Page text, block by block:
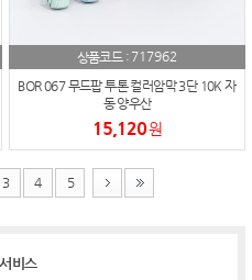
상품코드 : 717962
BOR 067 무드팝 투톤 컬러암막 3단 10K 자
동 양우산
15,120원
3 4 5
비스